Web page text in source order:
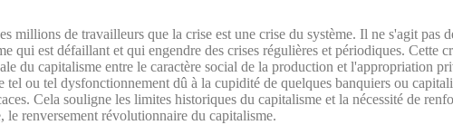
millions de travailleurs que la crise est une crise du système. Il ne s'agit pas
qui est défaillant et qui engendre des crises régulières et périodiques. Cette
du capitalisme entre le caractère social de la production et l'appropriation
tel ou tel dysfonctionnement dû à la cupidité de quelques banquiers ou
Cela souligne les limites historiques du capitalisme et la nécessité de
renversement révolutionnaire du capitalisme.